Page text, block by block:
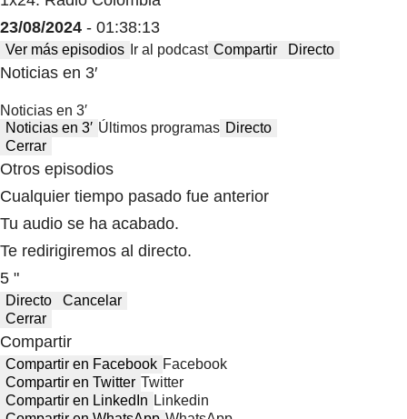
23/08/2024 - 01:38:13
Ver más episodios Ir al podcast Compartir Directo
Noticias en 3′
Noticias en 3′
Noticias en 3′ Últimos programas Directo
Cerrar
Otros episodios
Cualquier tiempo pasado fue anterior
Tu audio se ha acabado.
Te redirigiremos al directo.
5 "
Directo
Cancelar
Cerrar
Compartir
Compartir en Facebook Facebook
Compartir en Twitter Twitter
Compartir en LinkedIn Linkedin